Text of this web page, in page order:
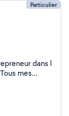
Particulier
dans l
mes
le même